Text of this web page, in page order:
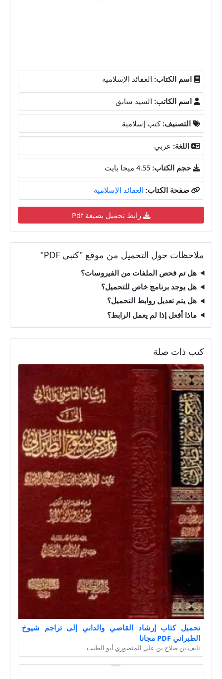
اسم الكتاب: العقائد الإسلامية
اسم الكاتب: السيد سابق
التصنيف: كتب إسلامية
اللغة: عربي
حجم الكتاب: 4.55 ميجا بايت
صفحة الكتاب: العقائد الإسلامية
رابط تحميل بصيغة Pdf
ملاحظات حول التحميل من موقع "كتبي PDF"
هل تم فحص الملفات من الفيروسات؟
هل يوجد برنامج خاص للتحميل؟
هل يتم تعديل روابط التحميل؟
ماذا أفعل إذا لم يعمل الرابط؟
كتب ذات صلة
تحميل كتاب إرشاد القاصي والداني إلى تراجم شيوخ
الطبراني PDF مجانا
نايف بن صلاح بن علي المنصوري أبو الطيب